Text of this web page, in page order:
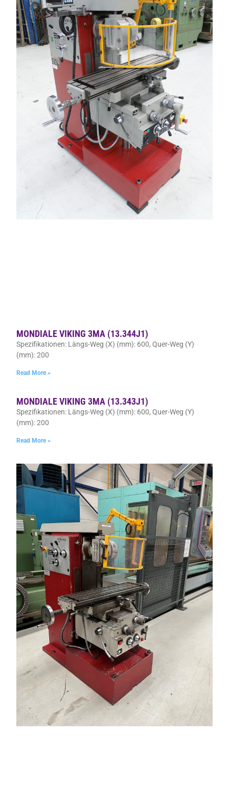
MONDIALE VIKING 3MA (13.344J1)
Spezifikationen: Längs-Weg (X) (mm): 600, Quer-Weg (Y)
(mm): 200
Read More »
MONDIALE VIKING 3MA (13.343J1)
Spezifikationen: Längs-Weg (X) (mm): 600, Quer-Weg (Y)
(mm): 200
Read More »